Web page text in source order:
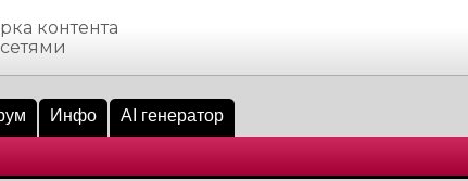
контента
Инфо AI генератор